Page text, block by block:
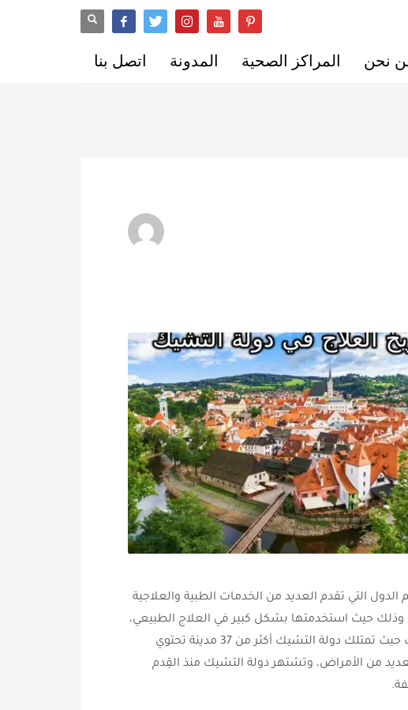
نحن المراكز الصحية المدونة اتصل بنا
التي تقدم العديد من الخدمات الطبية والعلاجية
وذلك حيث استخدمتها بشكل كبير في العلاج الطبيعي،
كما تحتوي دولة التشيك على عدد كبير من الينابيع بالإضافة إلى وجود العديد من المصحات والمستشفيات حيث تمتلك دولة التشيك أكثر من 37 مدينة تحتوي
من الأمراض، وتشتهر دولة التشيك منذ القِدم